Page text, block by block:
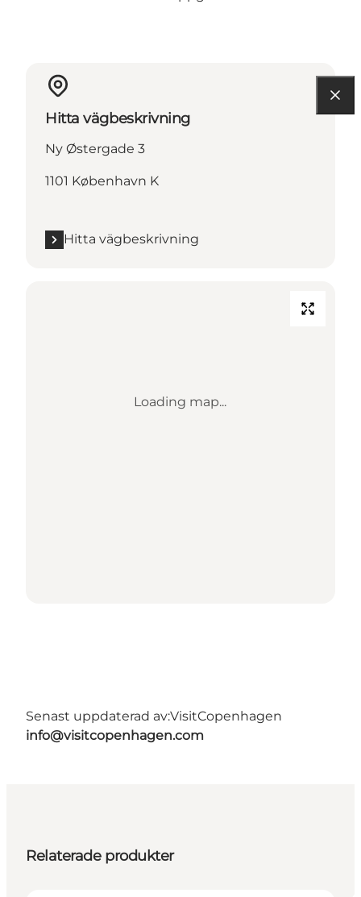
Hitta vägbeskrivning
Ny Østergade 3
1101 København K
Hitta vägbeskrivning
Loading map...
Senast uppdaterad av:VisitCopenhagen
info@visitcopenhagen.com
Relaterade produkter